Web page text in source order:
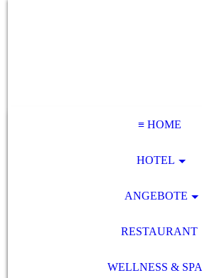
≡ HOME
HOTEL
ANGEBOTE
RESTAURANT
WELLNESS & SPA